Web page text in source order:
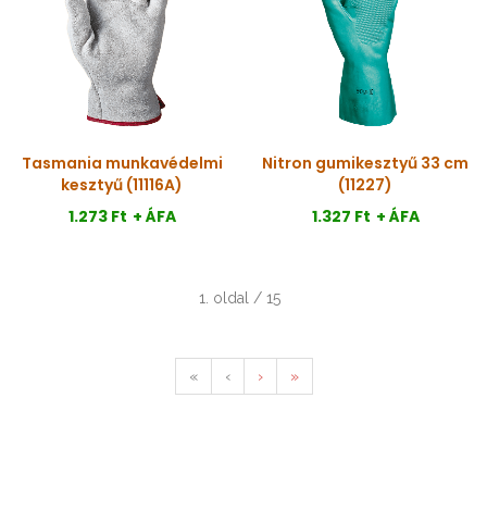
Tasmania munkavédelmi
kesztyű (11116A)
1.273 Ft + ÁFA
Nitron gumikesztyű 33 cm
(11227)
1.327 Ft + ÁFA
1. oldal / 15
« ‹ › »